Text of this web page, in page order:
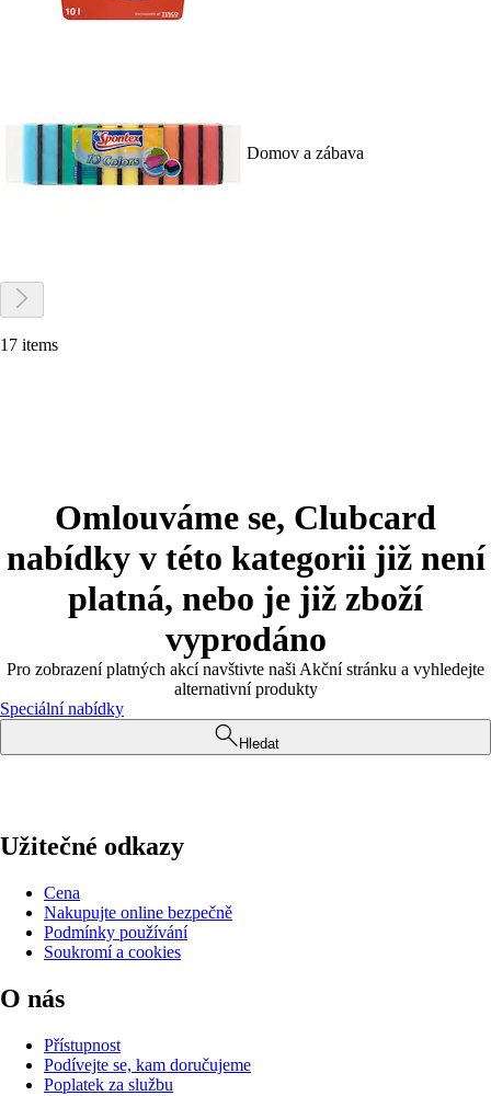
Domov a zábava
17 items
Omlouváme se, Clubcard
nabídky v této kategorii již není
platná, nebo je již zboží
vyprodáno
Pro zobrazení platných akcí navštivte naši Akční stránku a vyhledejte
alternativní produkty
Speciální nabídky
Hledat
Užitečné odkazy
Cena
Nakupujte online bezpečně
Podmínky používání
Soukromí a cookies
O nás
Přístupnost
Podívejte se, kam doručujeme
Poplatek za službu